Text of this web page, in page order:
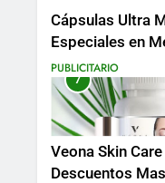
Cápsulas Ultra
Especiales en
Colombia, Perú ,
Más
PUBLICITARIO
7
Veona Skin
Descuentos